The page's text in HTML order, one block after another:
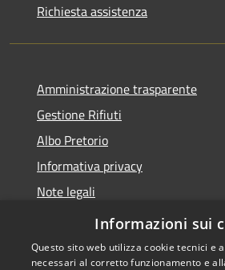
Richiesta assistenza
Amministrazione trasparente
Gestione Rifiuti
Albo Pretorio
Informativa privacy
Note legali
Dichiarazione di accessibilità
Informazioni sui
Questo sito web utilizza cookie tecnici e
necessari al corretto funzionamento e